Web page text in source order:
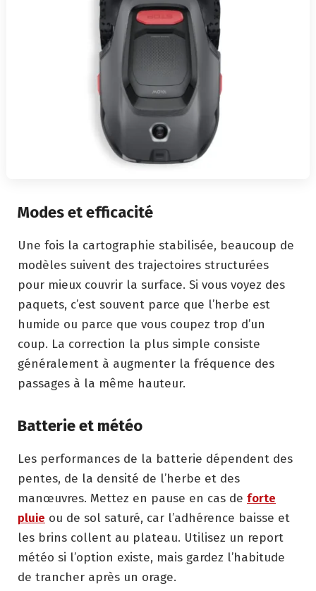
Modes et efficacité
Une fois la cartographie stabilisée, beaucoup de
modèles suivent des trajectoires structurées
pour mieux couvrir la surface. Si vous voyez des
paquets, c’est souvent parce que l’herbe est
humide ou parce que vous coupez trop d’un
coup. La correction la plus simple consiste
généralement à augmenter la fréquence des
passages à la même hauteur.
Batterie et météo
Les performances de la batterie dépendent des
pentes, de la densité de l’herbe et des
manœuvres. Mettez en pause en cas de forte
pluie ou de sol saturé, car l’adhérence baisse et
les brins collent au plateau. Utilisez un report
météo si l’option existe, mais gardez l’habitude
de trancher après un orage.